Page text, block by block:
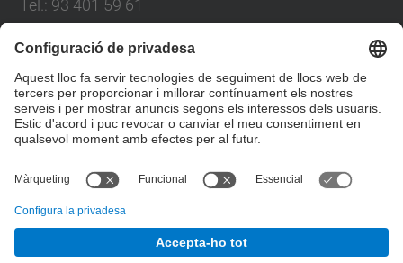
Tel. : 93 401 59 61
E-mail:info.ccd@upc.edu
Directori UPC
Formulari de contacte
© UPCCentre de Cooperació per al Desenvolupament de la
UPC. Gabinet d'Innovació i Comunitat